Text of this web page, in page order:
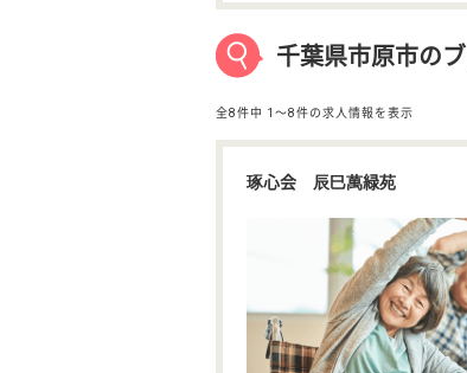
千葉県市原市の
全8件中 1〜8件の求人情報を表示
琢心会 辰巳萬緑苑